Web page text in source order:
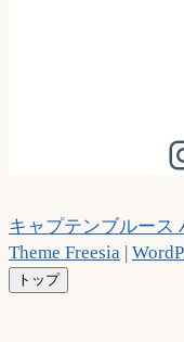
キャプテンブルース
Theme Freesia |
トップ